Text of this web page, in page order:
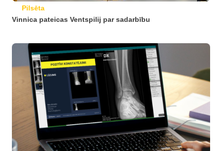
Pilsēta
Vinnica pateicas Ventspilij par sadarbību